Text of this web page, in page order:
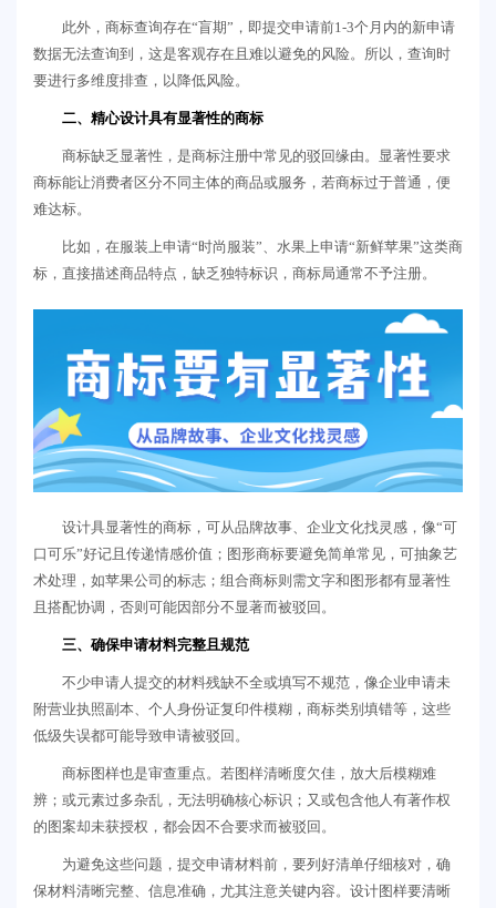
此外，商标查询存在“盲期”，即提交申请前1-3个月内的新申请
数据无法查询到，这是客观存在且难以避免的风险。所以，查询时
要进行多维度排查，以降低风险。
二、精心设计具有显著性的商标
商标缺乏显著性，是商标注册中常见的驳回缘由。显著性要求
商标能让消费者区分不同主体的商品或服务，若商标过于普通，便
难达标。
比如，在服装上申请“时尚服装”、水果上申请“新鲜苹果”这类商
标，直接描述商品特点，缺乏独特标识，商标局通常不予注册。
设计具显著性的商标，可从品牌故事、企业文化找灵感，像“可
口可乐”好记且传递情感价值；图形商标要避免简单常见，可抽象艺
术处理，如苹果公司的标志；组合商标则需文字和图形都有显著性
且搭配协调，否则可能因部分不显著而被驳回。
三、确保申请材料完整且规范
不少申请人提交的材料残缺不全或填写不规范，像企业申请未
附营业执照副本、个人身份证复印件模糊，商标类别填错等，这些
低级失误都可能导致申请被驳回。
商标图样也是审查重点。若图样清晰度欠佳，放大后模糊难
辨；或元素过多杂乱，无法明确核心标识；又或包含他人有著作权
的图案却未获授权，都会因不合要求而被驳回。
为避免这些问题，提交申请材料前，要列好清单仔细核对，确
保材料清晰完整、信息准确，尤其注意关键内容。设计图样要清晰